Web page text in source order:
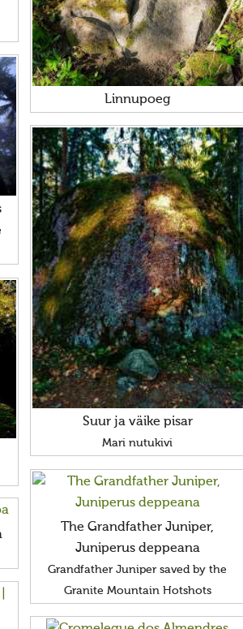
Linnupoeg
Suur ja väike pisar
Mari nutukivi
The Grandfather Juniper,
Juniperus deppeana
Grandfather Juniper saved by the
Granite Mountain Hotshots